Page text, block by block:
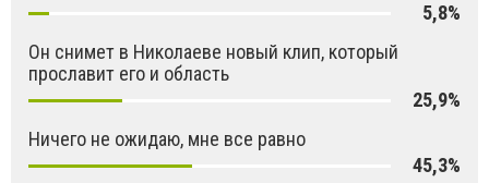
5,8%
Он снимет в Николаеве новый клип, который
прославит его и область
25,9%
Ничего не ожидаю, мне все равно
45,3%